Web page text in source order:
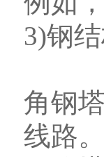
3)钢
角钢
线路。